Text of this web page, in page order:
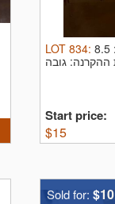
LOT 834: מידות השיקופית: 8.5
Start price:
$15
Sold for: $10